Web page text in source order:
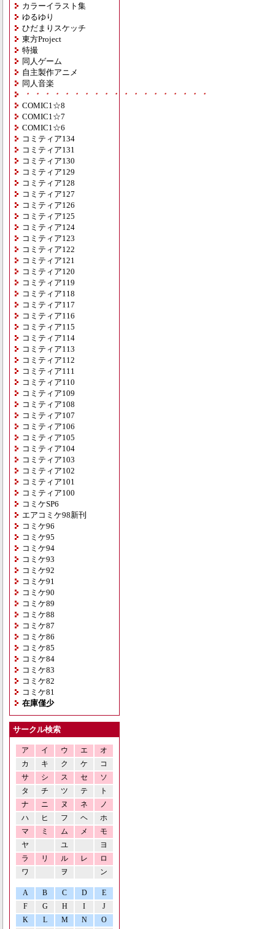
カラーイラスト集
ゆるゆり
ひだまりスケッチ
東方Project
特撮
同人ゲーム
自主製作アニメ
同人音楽
・・・・・・・・・・・・・・・・・・・
COMIC1☆8
COMIC1☆7
COMIC1☆6
コミティア134
コミティア131
コミティア130
コミティア129
コミティア128
コミティア127
コミティア126
コミティア125
コミティア124
コミティア123
コミティア122
コミティア121
コミティア120
コミティア119
コミティア118
コミティア117
コミティア116
コミティア115
コミティア114
コミティア113
コミティア112
コミティア111
コミティア110
コミティア109
コミティア108
コミティア107
コミティア106
コミティア105
コミティア104
コミティア103
コミティア102
コミティア101
コミティア100
コミケSP6
エアコミケ98新刊
コミケ96
コミケ95
コミケ94
コミケ93
コミケ92
コミケ91
コミケ90
コミケ89
コミケ88
コミケ87
コミケ86
コミケ85
コミケ84
コミケ83
コミケ82
コミケ81
在庫僅少
サークル検索
ア イ ウ エ
オ
カ
キ ク ケ
コ
サ
シ ス セ
ソ
タ
チ ツ テ
ト
ナ
ニ ヌ ネ
ノ
ハ
ヒ フ ヘ
ホ
マ
ミ ム メ
モ
ヤ
ユ
ヨ
ラ
リ ル レ
ロ
ワ
ヲ ン
A B C D
E
F
G H I
J
K
L M N O